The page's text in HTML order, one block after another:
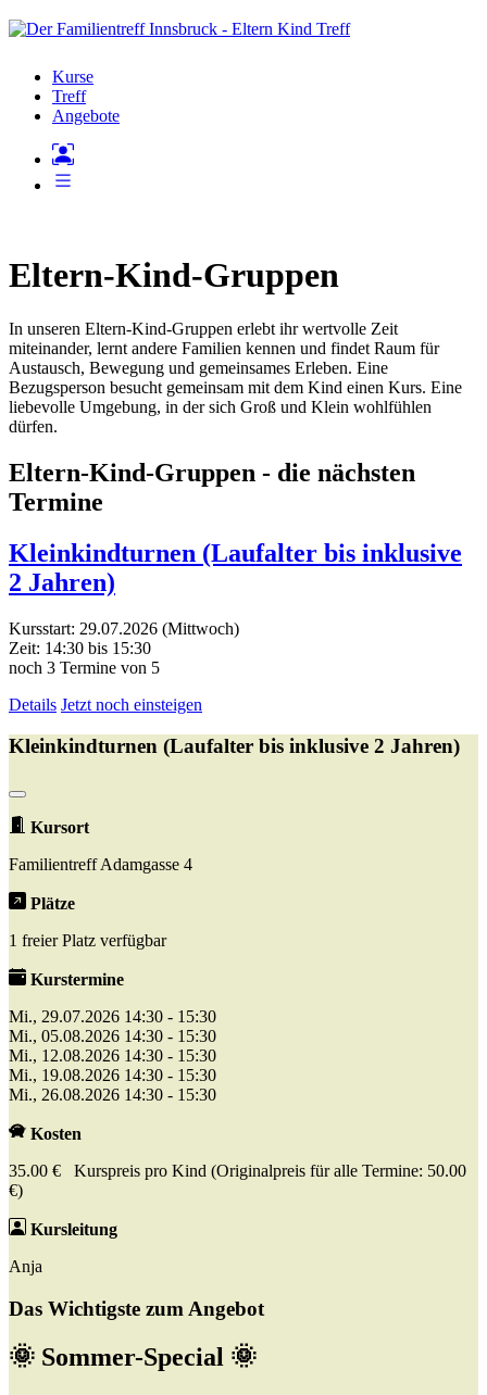
Kurse
Treff
Angebote
Eltern-Kind-Gruppen
In unseren Eltern-Kind-Gruppen erlebt ihr wertvolle Zeit
miteinander, lernt andere Familien kennen und findet Raum für
Austausch, Bewegung und gemeinsames Erleben. Eine
Bezugsperson besucht gemeinsam mit dem Kind einen Kurs. Eine
liebevolle Umgebung, in der sich Groß und Klein wohlfühlen
dürfen.
Eltern-Kind-Gruppen - die nächsten
Termine
Kleinkindturnen (Laufalter bis inklusive
2 Jahren)
Kursstart: 29.07.2026 (Mittwoch)
Zeit: 14:30 bis 15:30
noch 3 Termine von 5
Details Jetzt noch einsteigen
Kleinkindturnen (Laufalter bis inklusive 2 Jahren)
Kursort
Familientreff Adamgasse 4
Plätze
1 freier Platz verfügbar
Kurstermine
Mi., 29.07.2026 14:30 - 15:30
Mi., 05.08.2026 14:30 - 15:30
Mi., 12.08.2026 14:30 - 15:30
Mi., 19.08.2026 14:30 - 15:30
Mi., 26.08.2026 14:30 - 15:30
Kosten
35.00 € Kurspreis pro Kind (Originalpreis für alle Termine: 50.00
€)
Kursleitung
Anja
Das Wichtigste zum Angebot
🌞 Sommer-Special 🌞